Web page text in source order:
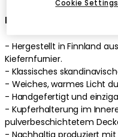
Cookie Settings